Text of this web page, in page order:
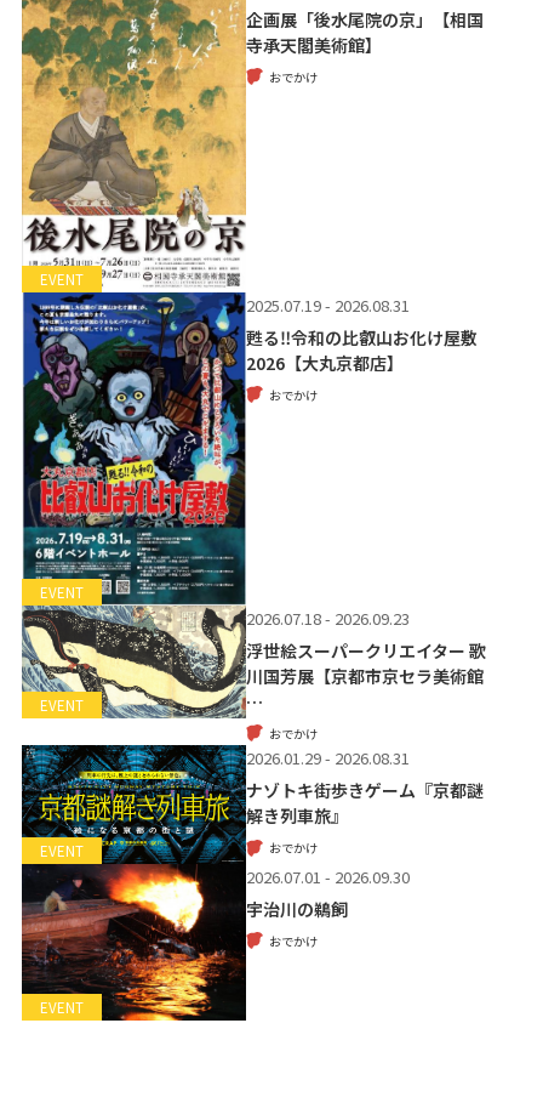
EVENT
企画展「後水尾院の京」【相国
寺承天閣美術館】
おでかけ
EVENT
2025.07.19 - 2026.08.31
甦る‼令和の比叡山お化け屋敷
2026【大丸京都店】
おでかけ
EVENT
2026.07.18 - 2026.09.23
浮世絵スーパークリエイター 歌
川国芳展【京都市京セラ美術館
…
おでかけ
EVENT
2026.01.29 - 2026.08.31
ナゾトキ街歩きゲーム『京都謎
解き列車旅』
おでかけ
EVENT
2026.07.01 - 2026.09.30
宇治川の鵜飼
おでかけ